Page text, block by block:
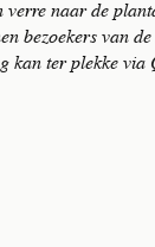
verre naar de
bezoekers van
kan ter plekke via